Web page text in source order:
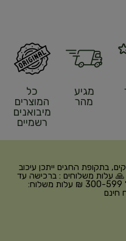
מגיע
מהר
כל
המוצרים
מיבואנים
רשמיים
לכל הארץ 2-6 ימי עסקים, בתקופת החגים ייתכן עיכוב
🙏 עלות משלוחים : ברכישה עד
299₪ עלות משלוח 22₪, ברכישה של 300-599 ₪ עלות משלוח: